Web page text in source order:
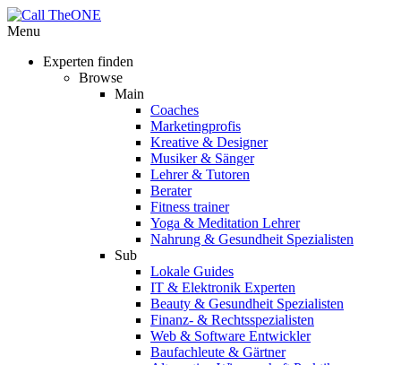
Menu
Experten finden
Browse
Main
Coaches
Marketingprofis
Kreative & Designer
Musiker & Sänger
Lehrer & Tutoren
Berater
Fitness trainer
Yoga & Meditation Lehrer
Nahrung & Gesundheit Spezialisten
Sub
Lokale Guides
IT & Elektronik Experten
Beauty & Gesundheit Spezialisten
Finanz- & Rechtsspezialisten
Web & Software Entwickler
Baufachleute & Gärtner